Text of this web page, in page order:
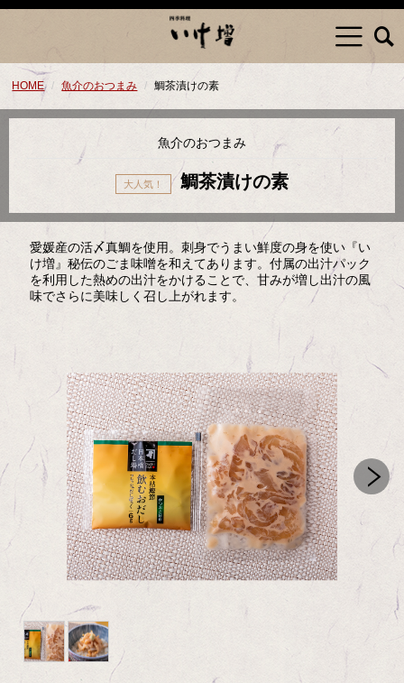
HOME 魚介のおつまみ 鯛茶漬けの素
魚介のおつまみ
鯛茶漬けの素
愛媛産の活〆真鯛を使用。刺身でうまい鮮度の身を使い『い
け増』秘伝のごま味噌を和えてあります。付属の出汁パック
を利用した熱めの出汁をかけることで、甘みが増し出汁の風
味でさらに美味しく召し上がれます。